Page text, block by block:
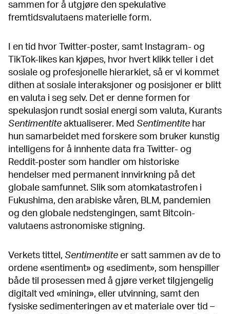
sammen for å utgjøre den spekulative
fremtidsvalutaens materielle form.
I en tid hvor Twitter-poster, samt Instagram- og
TikTok-likes kan kjøpes, hvor hvert klikk teller i det
sosiale og profesjonelle hierarkiet, så er vi kommet
dithen at sosiale interaksjoner og posisjoner er blitt
en valuta i seg selv. Det er denne formen for
spekulasjon rundt sosial energi som valuta, Kurants
Sentimentite aktualiserer. Med Sentimentite har
hun samarbeidet med forskere som bruker kunstig
intelligens for å innhente data fra Twitter- og
Reddit-poster som handler om historiske
hendelser med permanent innvirkning på det
globale samfunnet. Slik som atomkatastrofen i
Fukushima, den arabiske våren, BLM, pandemien
og den globale nedstengingen, samt Bitcoin-
valutaens astronomiske stigning.
Verkets tittel, Sentimentite er satt sammen av de to
ordene «sentiment» og «sediment», som henspiller
både til prosessen med å gjøre verket tilgjengelig
digitalt ved «mining», eller utvinning, samt den
fysiske sedimenteringen av et materiale over tid –